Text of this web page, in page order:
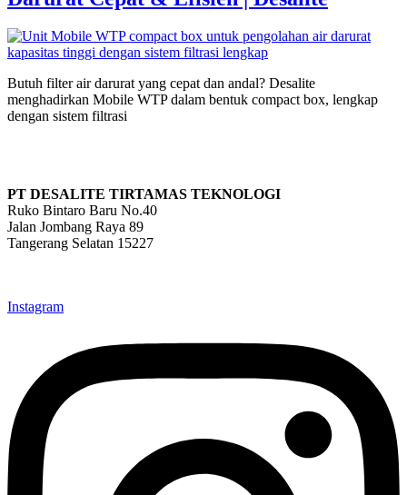
Butuh filter air darurat yang cepat dan andal? Desalite
menghadirkan Mobile WTP dalam bentuk compact box, lengkap
dengan sistem filtrasi
PT DESALITE TIRTAMAS TEKNOLOGI
Ruko Bintaro Baru No.40
Jalan Jombang Raya 89
Tangerang Selatan 15227
Instagram